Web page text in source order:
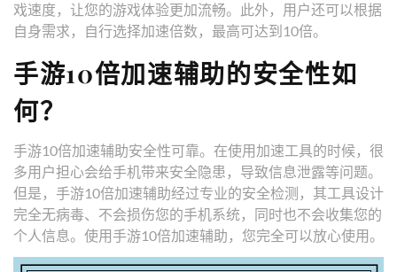
戏速度，让您的游戏体验更加流畅。此外，用户还可以根据
自身需求，自行选择加速倍数，最高可达到10倍。
手游10倍加速辅助的安全性如
何？
手游10倍加速辅助安全性可靠。在使用加速工具的时候，很
多用户担心会给手机带来安全隐患，导致信息泄露等问题。
但是，手游10倍加速辅助经过专业的安全检测，其工具设计
完全无病毒、不会损伤您的手机系统，同时也不会收集您的
个人信息。使用手游10倍加速辅助，您完全可以放心使用。